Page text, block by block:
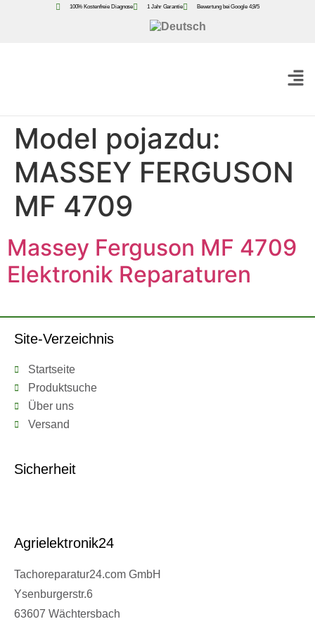
100% Kostenfreie Diagnose 1 Jahr Garantie Bewertung bei Google 4,9/5
Model pojazdu:
MASSEY FERGUSON
MF 4709
Massey Ferguson MF 4709
Elektronik Reparaturen
Site-Verzeichnis
Startseite
Produktsuche
Über uns
Versand
Sicherheit
Agrielektronik24
Tachoreparatur24.com GmbH
Ysenburgerstr.6
63607 Wächtersbach